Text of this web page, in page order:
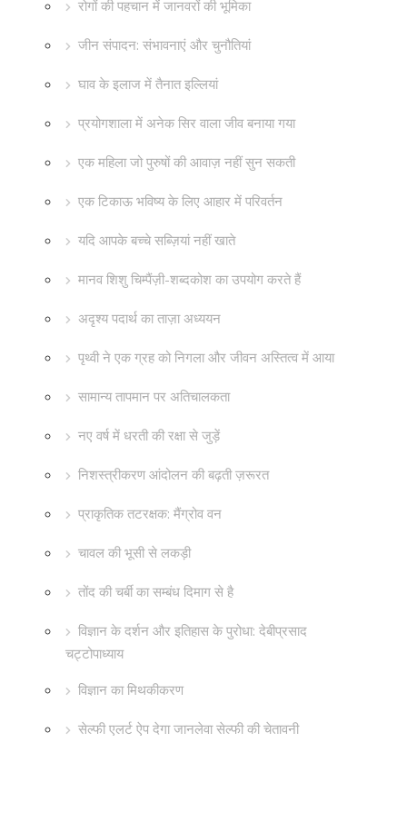
रोगों की पहचान में जानवरों की भूमिका
जीन संपादन: संभावनाएं और चुनौतियां
घाव के इलाज में तैनात इल्लियां
प्रयोगशाला में अनेक सिर वाला जीव बनाया गया
एक महिला जो पुरुषों की आवाज़ नहीं सुन सकती
एक टिकाऊ भविष्य के लिए आहार में परिवर्तन
यदि आपके बच्चे सब्ज़ियां नहीं खाते
मानव शिशु चिम्पैंज़ी-शब्दकोश का उपयोग करते हैं
अदृश्य पदार्थ का ताज़ा अध्ययन
पृथ्वी ने एक ग्रह को निगला और जीवन अस्तित्व में आया
सामान्य तापमान पर अतिचालकता
नए वर्ष में धरती की रक्षा से जुड़ें
निशस्त्रीकरण आंदोलन की बढ़ती ज़रूरत
प्राकृतिक तटरक्षक: मैंग्रोव वन
चावल की भूसी से लकड़ी
तोंद की चर्बी का सम्बंध दिमाग से है
विज्ञान के दर्शन और इतिहास के पुरोधा: देबीप्रसाद
चट्टोपाध्याय
विज्ञान का मिथकीकरण
सेल्फी एलर्ट ऐप देगा जानलेवा सेल्फी की चेतावनी